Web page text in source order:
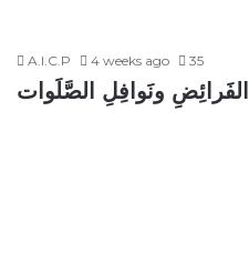
A.I.C.P 4 weeks ago 35
ونَوافِلِ الصَّلَوات